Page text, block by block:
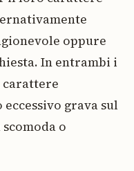
oppure
In entrambi i
carattere
grava sul
o